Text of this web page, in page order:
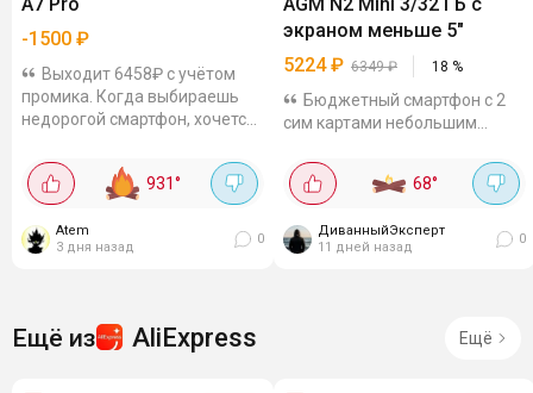
-1500 ₽
Выходит 6458₽ с учётом
промика. Когда выбираешь
недорогой смартфон, хочется
экраном и временем работы
без подзарядки. 📱 Экран: 6,9
дюйма, 120...
931°
Atem
3 дня назад
0
экраном меньше 5"
5224₽ 6349₽ 18 %
Бюджетный смартфон с 2
сим картами небольшим
гр. Мне кажется можно брать
первоклашкам и детям,
телефоны, не так...
68°
ДиванныйЭксперт
11 дней назад
0
Ещё из AliExpress Ещё